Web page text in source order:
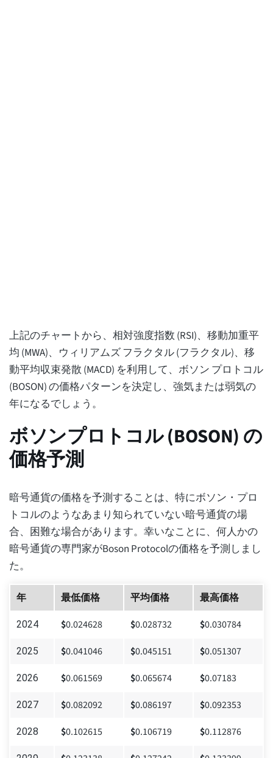
上記のチャートから、相対強度指数 (RSI)、移動加重平
均 (MWA)、ウィリアムズ フラクタル (フラクタル)、移
動平均収束発散 (MACD) を利用して、ボソン プロトコル
(BOSON) の価格パターンを決定し、強気または弱気の
年になるでしょう。
ボソンプロトコル (BOSON) の
価格予測
暗号通貨の価格を予測することは、特にボソン・プロ
トコルのようなあまり知られていない暗号通貨の場
合、困難な場合があります。幸いなことに、何人かの
暗号通貨の専門家がBoson Protocolの価格を予測しまし
た。
年 最低価格 平均価格 最高価格
2024 $0.024628 $0.028732 $0.030784
2025 $0.041046 $0.045151 $0.051307
2026 $0.061569 $0.065674 $0.07183
2027 $0.082092 $0.086197 $0.092353
2028 $0.102615 $0.106719 $0.112876